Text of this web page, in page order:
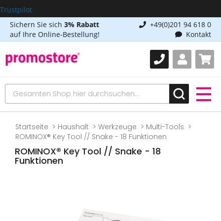
Trustpilot
Sichern Sie sich 3% Rabatt
auf Ihre Online-Bestellung!
+49(0)201 94 618 0
Kontakt
Startseite Haushalt Werkzeuge
Multi-Tools
ROMINOX® Key Tool // Snake - 18 Funktionen
ROMINOX® Key Tool // Snake - 18
Funktionen